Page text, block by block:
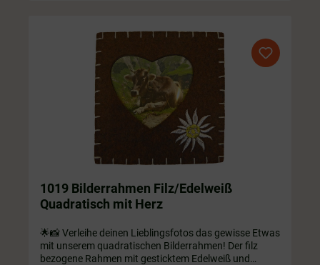
1019 Bilderrahmen Filz/Edelweiß
Quadratisch mit Herz
🌟📸 Verleihe deinen Lieblingsfotos das gewisse Etwas
mit unserem quadratischen Bilderrahmen! Der filz
bezogene Rahmen mit gesticktem Edelweiß und